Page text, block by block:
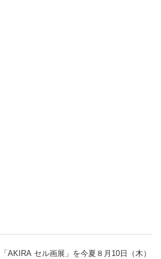
AKIRA セル画展」を今夏８月10日（木）